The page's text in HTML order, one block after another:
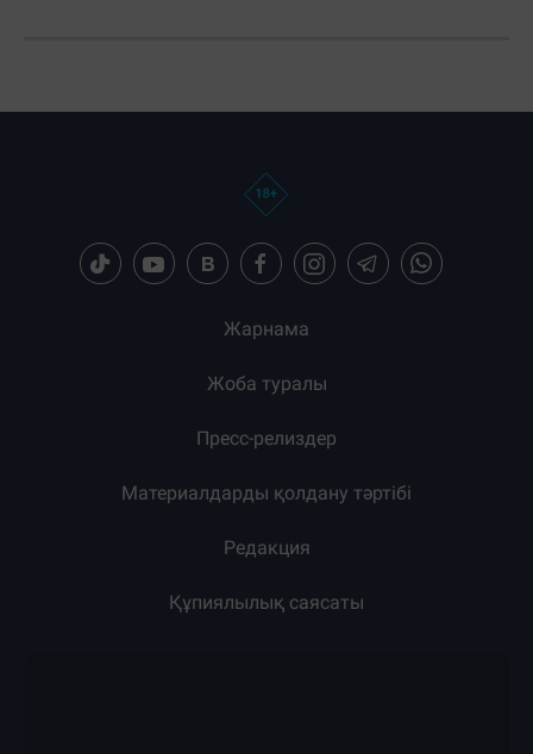
Жарнама
Жоба туралы
Пресс-релиздер
Материалдарды қолдану тәртібі
Редакция
Құпиялылық саясаты